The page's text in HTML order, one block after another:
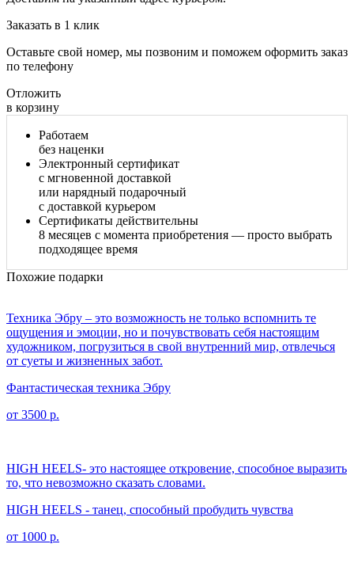
Заказать в 1 клик
Оставьте свой номер, мы позвоним и поможем оформить заказ
по телефону
Отложить
в корзину
Работаем
без наценки
Электронный сертификат
с мгновенной доставкой
или нарядный подарочный
с доставкой курьером
Сертификаты действительны
8 месяцев с момента приобретения — просто выбрать
подходящее время
Похожие подарки
Техника Эбру – это возможность не только вспомнить те
ощущения и эмоции, но и почувствовать себя настоящим
художником, погрузиться в свой внутренний мир, отвлечься
от суеты и жизненных забот.
Фантастическая техника Эбру
от 3500 р.
HIGH HEELS- это настоящее откровение, способное выразить
то, что невозможно сказать словами.
HIGH HEELS - танец, способный пробудить чувства
от 1000 р.